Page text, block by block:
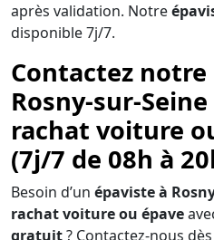
après validation. Notre
disponible 7j/7.
Contactez
Rosny-sur-
rachat voiture
(7j/7 de 08h à
Besoin d’un épaviste à
rachat voiture ou épave
gratuit? Contactez-nous